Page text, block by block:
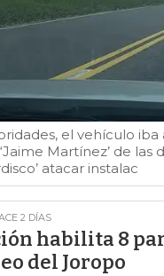
el vehículo iba
Martínez’ de las
atacar instalac
2 DÍAS
habilita 8
del Joropo